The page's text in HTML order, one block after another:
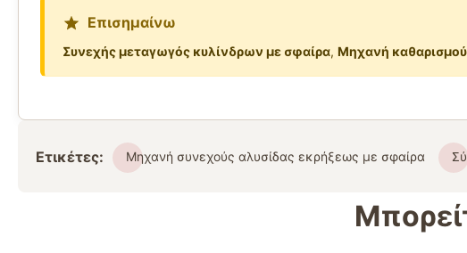
Επισημαίνω
Συνεχής μεταγωγός κυλίνδρων με σφαίρα, Μηχανή
Ετικέτες: Μηχανή συνεχούς αλυσίδας εκρήξεως με σφαίρα